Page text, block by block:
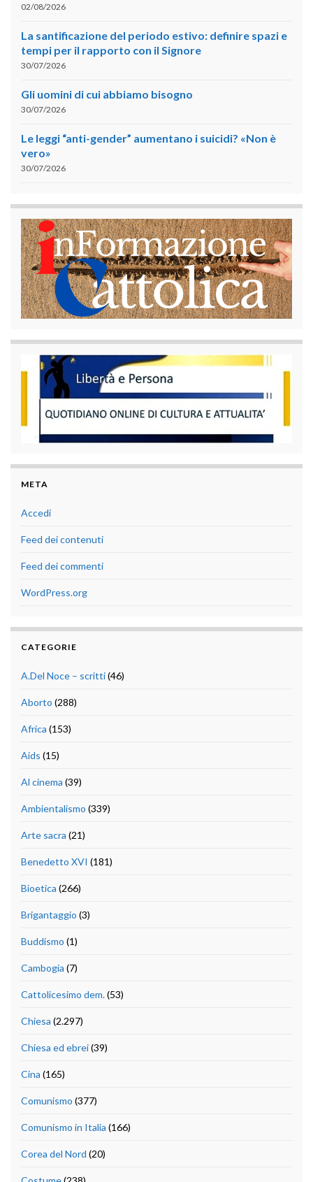
02/08/2026
La santificazione del periodo estivo: definire spazi e
tempi per il rapporto con il Signore
30/07/2026
Gli uomini di cui abbiamo bisogno
30/07/2026
Le leggi “anti-gender” aumentano i suicidi? «Non è
vero»
30/07/2026
META
Accedi
Feed dei contenuti
Feed dei commenti
WordPress.org
CATEGORIE
A.Del Noce – scritti(46)
Aborto (288)
Africa (153)
Aids (15)
Al cinema (39)
Ambientalismo (339)
Arte sacra (21)
Benedetto XVI (181)
Bioetica (266)
Brigantaggio (3)
Buddismo (1)
Cambogia (7)
Cattolicesimo dem.(53)
Chiesa (2.297)
Chiesa ed ebrei(39)
Cina (165)
Comunismo (377)
Comunismo in Italia (166)
Corea del Nord (20)